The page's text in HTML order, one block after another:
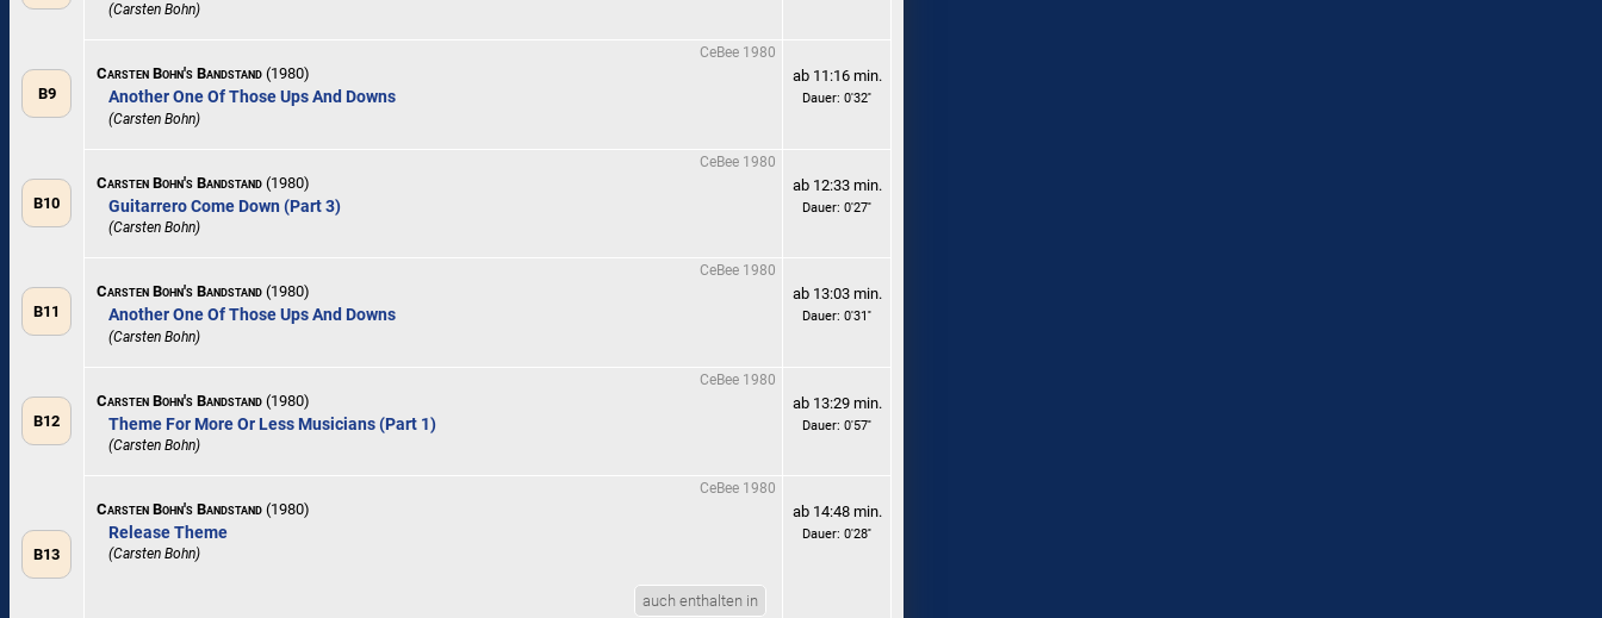
(Carsten Bohn)
B9
CeBee 1980
Carsten Bohn's Bandstand (1980)
Another One Of Those Ups And Downs
(Carsten Bohn)
ab 11:16 min.
Dauer: 0'32''
B10
CeBee 1980
Carsten Bohn's Bandstand (1980)
Guitarrero Come Down (Part 3)
(Carsten Bohn)
ab 12:33 min.
Dauer: 0'27''
B11
CeBee 1980
Carsten Bohn's Bandstand (1980)
Another One Of Those Ups And Downs
(Carsten Bohn)
ab 13:03 min.
Dauer: 0'31''
B12
CeBee 1980
Carsten Bohn's Bandstand (1980)
Theme For More Or Less Musicians (Part 1)
(Carsten Bohn)
ab 13:29 min.
Dauer: 0'57''
B13
CeBee 1980
Carsten Bohn's Bandstand (1980)
Release Theme
(Carsten Bohn)
auch enthalten in
ab 14:48 min.
Dauer: 0'28''